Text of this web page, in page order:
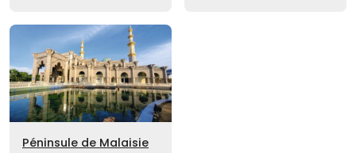
Péninsule de Malaisie